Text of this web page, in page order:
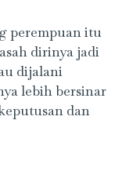
perempuan itu
dirinya jadi
dijalani
lebih bersinar
dan